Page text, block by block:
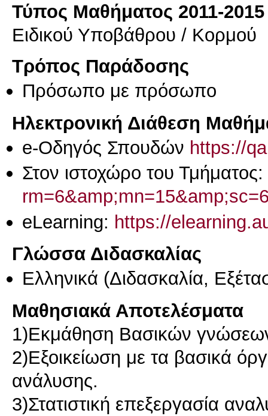
Τύπος Μαθήματος 2011-2015
Ειδικού Υποβάθρου / Κορμού
Τρόπος Παράδοσης
Πρόσωπο με πρόσωπο
Ηλεκτρονική Διάθεση
e-Οδηγός Σπουδών https://
Στον ιστοχώρο του Τμήματος:
eLearning: https://
Γλώσσα Διδασκαλίας
Ελληνικά (Διδασκαλία,
Μαθησιακά Αποτελέσματα
1)Εκμάθηση Βασικών
2)Εξοικείωση με τα βασικά
ανάλυσης.
3)Στατιστική επεξεργασία